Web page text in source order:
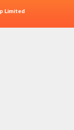
Limited